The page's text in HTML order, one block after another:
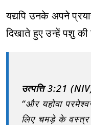
यद्यपि उनके अपने
दिखाते हुए उन्हें पशु
उत्पत्ति 3:21
“और यहोवा
लिए चमड़े के वस्त्र